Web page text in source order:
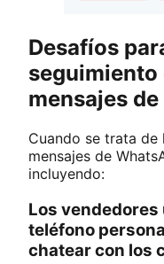
Desafíos
mensajes
Cuando se trata de
mensajes de
incluyendo:
Los
teléfono
chatear con los